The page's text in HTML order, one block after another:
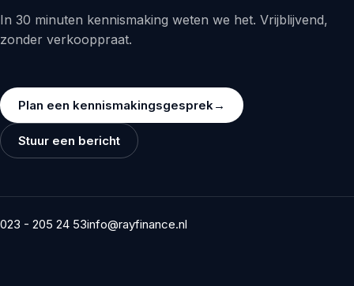
In 30 minuten kennismaking weten we het. Vrijblijvend,
zonder verkooppraat.
Plan een kennismakingsgesprek→
Stuur een bericht
023 - 205 24 53info@rayfinance.nl